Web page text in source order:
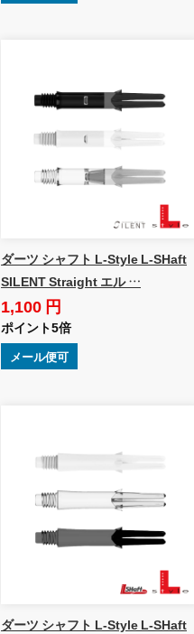
ダーツ シャフト L-Style L-SHaft
SILENT Straight エル …
1,100 円
ポイント5倍
メール便可
ダーツ シャフト L-Style L-SHaft